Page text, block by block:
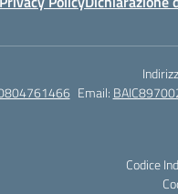
Email:
Codice